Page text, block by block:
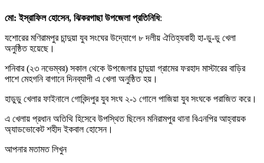
মো: ইস্রাফিল হোসেন, ঝিকরগাছা উপজেলা প্রতিনিধি:
যশোরের মণিরামপুর চান্দুয়া যুব সংঘের উদ্যোগে ৮ দলীয় ঐতিহ্যবাহী হা-ডু-ডু খেলা
অনুষ্ঠিত হয়েছে।
শনিবার (২৩ নভেম্বর) সকাল থেকে উপজেলার চান্দুয়া গ্রামের ফরহাদ মাস্টারের বাড়ির
পাশে মেহগনি বাগানে দিনব্যাপী এ খেলা অনুষ্ঠিত হয়।
হাডুডু খেলার ফাইনালে গোবিন্দপুর যুব সংঘ ২-১ গোলে পাজিয়া যুব সংঘকে পরাজিত করে।
এ খেলায় প্রধান অতিথি হিসেবে উপস্থিত ছিলেন মনিরামপুর থানা বিএনপির আহ্বায়ক
অ্যাডভোকেট শহীদ ইকবাল হোসেন।
আপনার মতামত লিখুন